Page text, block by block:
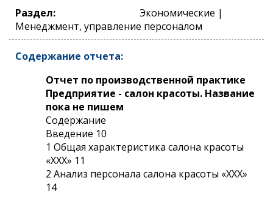
Раздел:
Экономические |
Менеджмент, управление персоналом
Содержание отчета:
Отчет по производственной практике
Предприятие - салон красоты. Название
пока не пишем
Содержание
Введение 10
1 Общая характеристика салона красоты
«ХХХ» 11
2 Анализ персонала салона красоты «ХХХ»
14